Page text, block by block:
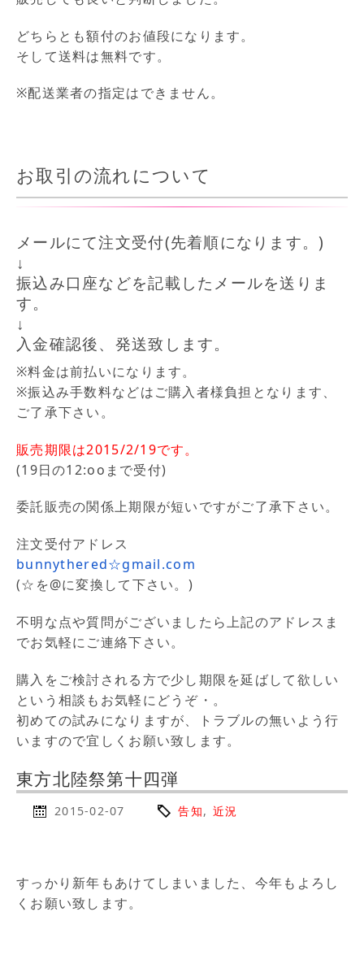
どちらとも額付のお値段になります。
そして送料は無料です。
※配送業者の指定はできません。
お取引の流れについて
メールにて注文受付(先着順になります。)
↓
振込み口座などを記載したメールを送りま
す。
↓
入金確認後、発送致します。
※料金は前払いになります。
※振込み手数料などはご購入者様負担となります、
ご了承下さい。
販売期限は2015/2/19です。
(19日の12:ooまで受付)
委託販売の関係上期限が短いですがご了承下さい。
注文受付アドレス
bunnythered☆gmail.com
(☆を@に変換して下さい。)
不明な点や質問がございましたら上記のアドレスま
でお気軽にご連絡下さい。
購入をご検討される方で少し期限を延ばして欲しい
という相談もお気軽にどうぞ・。
初めての試みになりますが、トラブルの無いよう行
いますので宜しくお願い致します。
東方北陸祭第十四弾
2015-02-07 告知, 近況
すっかり新年もあけてしまいました、今年もよろし
くお願い致します。